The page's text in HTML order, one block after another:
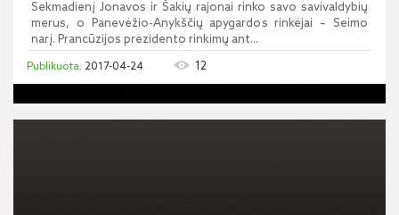
Sekmadienį Jonavos ir Šakių rajonai rinko savo savivaldybių
merus, o Panevėžio-Anykščių apygardos rinkėjai – Seimo
narį. Prancūzijos prezidento rinkimų ant...
2017-04-24 12